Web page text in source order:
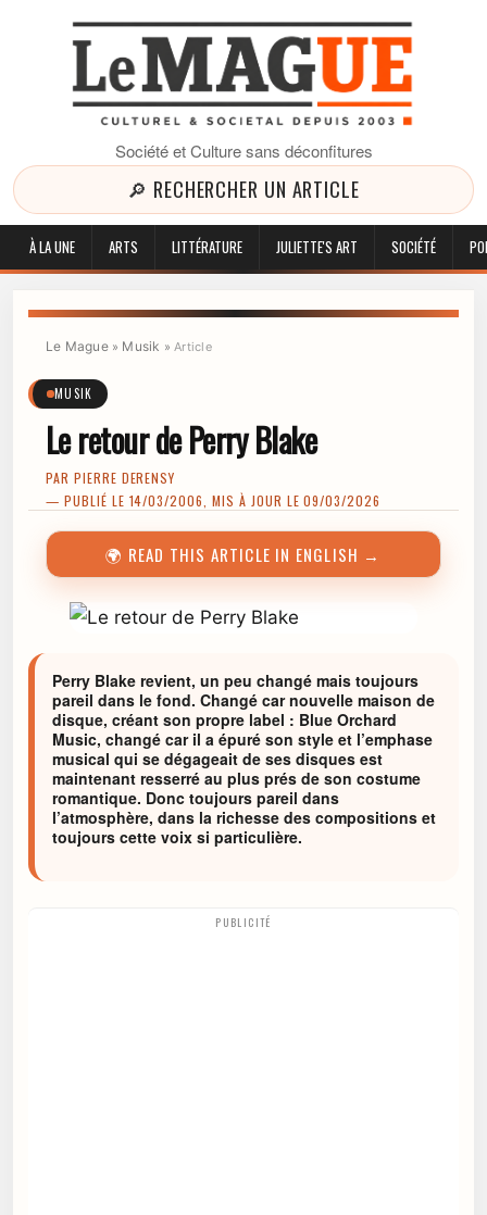
Société et Culture sans déconfitures
🔎 RECHERCHER UN ARTICLE
À LA UNE ARTS LITTÉRATURE JULIETTE'S ART SOCIÉTÉ
Le Mague» Musik »Article
MUSIK
Le retour de Perry Blake
PAR PIERRE DERENSY
— PUBLIÉ LE 14/03/2006, MIS À JOUR LE 09/03/2026
🌍 READ THIS ARTICLE IN ENGLISH →
Perry Blake revient, un peu changé mais toujours
pareil dans le fond. Changé car nouvelle maison de
disque, créant son propre label : Blue Orchard
Music, changé car il a épuré son style et l’emphase
musical qui se dégageait de ses disques est
maintenant resserré au plus prés de son costume
romantique. Donc toujours pareil dans
l’atmosphère, dans la richesse des compositions et
toujours cette voix si particulière.
PUBLICITÉ